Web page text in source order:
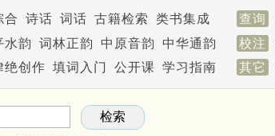
合 诗话 词话 古籍检索 类书集成 查询
水韵 词林正韵 中原音韵 中华通韵 校注
绝创作 填词入门 公开课 学习指南 其它